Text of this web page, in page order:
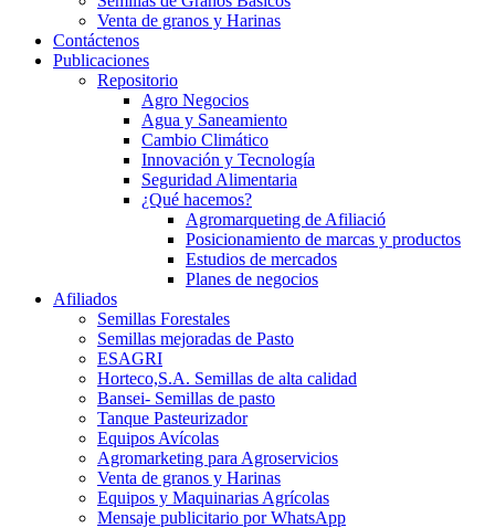
Venta de granos y Harinas
Contáctenos
Publicaciones
Repositorio
Agro Negocios
Agua y Saneamiento
Cambio Climático
Innovación y Tecnología
Seguridad Alimentaria
¿Qué hacemos?
Agromarqueting de Afiliació
Posicionamiento de marcas y productos
Estudios de mercados
Planes de negocios
Afiliados
Semillas Forestales
Semillas mejoradas de Pasto
ESAGRI
Horteco,S.A. Semillas de alta calidad
Bansei- Semillas de pasto
Tanque Pasteurizador
Equipos Avícolas
Agromarketing para Agroservicios
Venta de granos y Harinas
Equipos y Maquinarias Agrícolas
Mensaje publicitario por WhatsApp